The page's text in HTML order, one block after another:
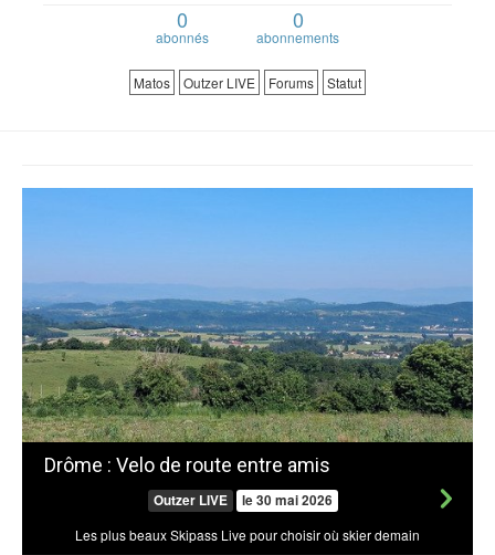
0
abonnés
0
abonnements
Matos Outzer LIVE Forums Statut
Drôme : Velo de route entre amis
Outzer LIVE
le 30 mai 2026
Les plus beaux Skipass Live pour choisir où skier demain